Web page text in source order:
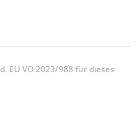
EU VO 2023/988 für dieses